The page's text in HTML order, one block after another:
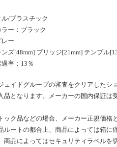
/プラスチック
ー：ブラック
ー
ズ[48mm] ブリッジ[21mm] テンプル
率：13％
ェイドグループの審査をクリアしたシ
品となります。メーカーの国内保証は
ク品などの場合、メーカー正規価格
ルートの都合上、商品によっては箱に
商品によってはセキュリティラベルを